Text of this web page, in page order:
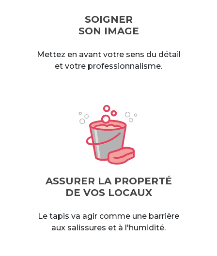
SOIGNER
SON IMAGE
Mettez en avant votre sens du détail
et votre professionnalisme.
ASSURER LA PROPERTÉ
DE VOS LOCAUX
Le tapis va agir comme une barrière
aux salissures et à l'humidité.